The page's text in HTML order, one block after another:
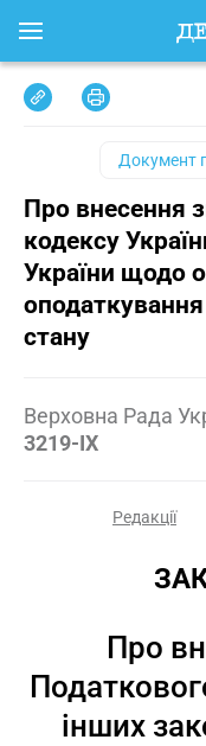
Документ
Про внесення
кодексу
України щодо
оподаткування
стану
Верховна Рада
3219-IX
Редакції
Про
інших